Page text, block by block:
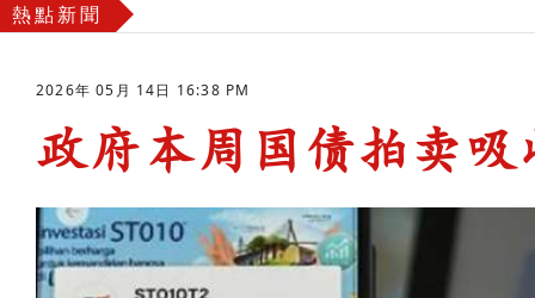
熱點新聞
2026年 05月 14日 16:38 PM
政府本周国债拍卖